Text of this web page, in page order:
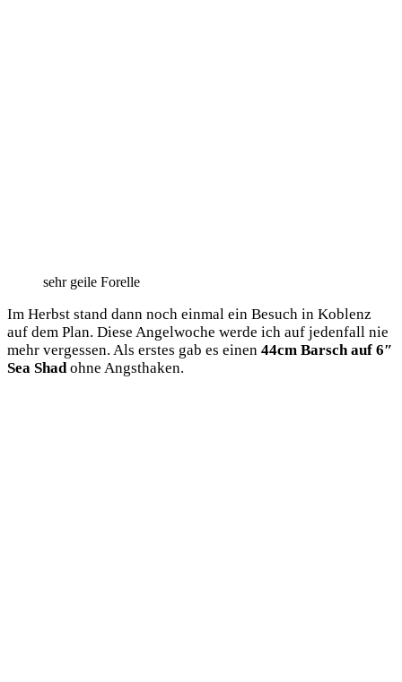
sehr gei­le Forelle
Im Herbst stand dann noch ein­mal ein Besuch in Koblenz
auf dem Plan. Die­se Angel­wo­che wer­de ich auf jeden­fall nie
mehr ver­ges­sen. Als ers­tes gab es einen 44cm Barsch auf 6″
Sea Shad ohne Angsthaken.